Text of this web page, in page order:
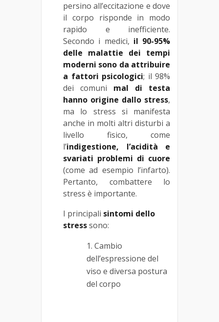
persino all’eccitazione e dove
il corpo risponde in modo
rapido e inefficiente.
Secondo i medici, il 90-95%
delle malattie dei tempi
moderni sono da attribuire
a fattori psicologici; il 98%
dei comuni mal di testa
hanno origine dallo stress,
ma lo stress si manifesta
anche in molti altri disturbi a
livello fisico, come
l’indigestione, l’acidità e
svariati problemi di cuore
(come ad esempio l’infarto).
Pertanto, combattere lo
stress è importante.
I principali sintomi dello
stresssono:
Cambio
dell’espressione del
viso e diversa postura
del corpo